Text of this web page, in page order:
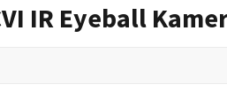
IR Eyeball